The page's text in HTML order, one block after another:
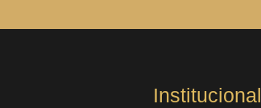
Institucional